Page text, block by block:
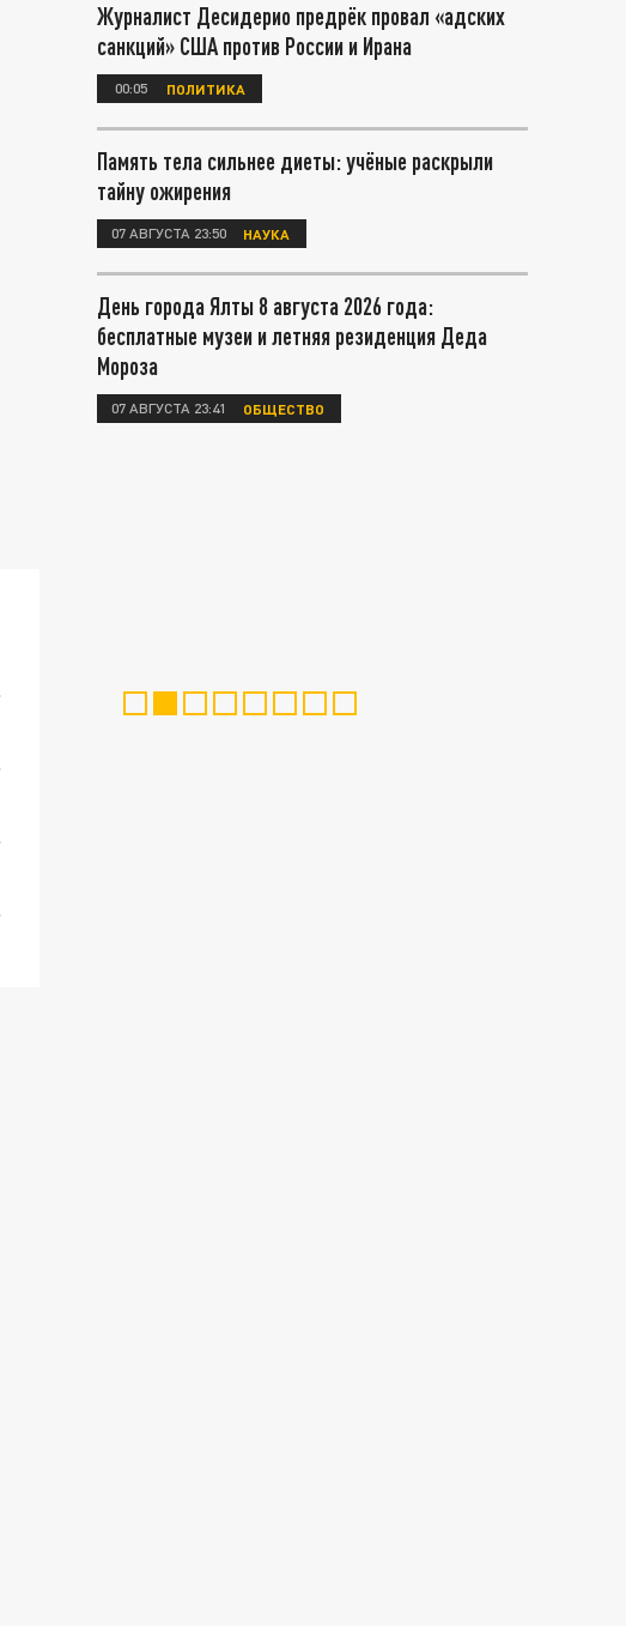
Журналист Десидерио предрёк провал «адских
санкций» США против России и Ирана
00:05 ПОЛИТИКА
Память тела сильнее диеты: учёные раскрыли
тайну ожирения
07 АВГУСТА 23:50 НАУКА
День города Ялты 8 августа 2026 года:
бесплатные музеи и летняя резиденция Деда
Мороза
07 АВГУСТА 23:41 ОБЩЕСТВО